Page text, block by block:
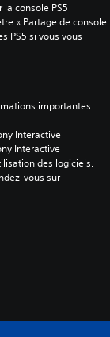
console PS5
« Partage de console
PS5 si vous vous
importantes.
Interactive
Interactive
des logiciels.
vous sur